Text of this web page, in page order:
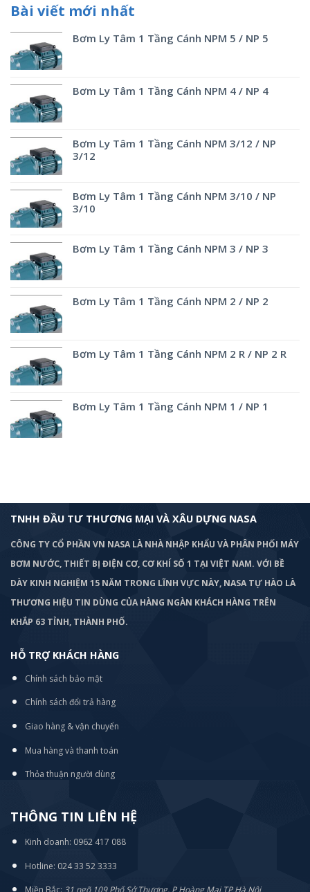
Bài viết mới nhất
Bơm Ly Tâm 1 Tầng Cánh NPM 5 / NP 5
Bơm Ly Tâm 1 Tầng Cánh NPM 4 / NP 4
Bơm Ly Tâm 1 Tầng Cánh NPM 3/12 / NP
3/12
Bơm Ly Tâm 1 Tầng Cánh NPM 3/10 / NP
3/10
Bơm Ly Tâm 1 Tầng Cánh NPM 3 / NP 3
Bơm Ly Tâm 1 Tầng Cánh NPM 2 / NP 2
Bơm Ly Tâm 1 Tầng Cánh NPM 2 R / NP 2 R
Bơm Ly Tâm 1 Tầng Cánh NPM 1 / NP 1
TNHH ĐẦU TƯ THƯƠNG MẠI VÀ XÂU DỰNG NASA
CÔNG TY CỔ PHẦN VN NASA LÀ NHÀ NHẬP KHẨU VÀ PHÂN PHỐI MÁY
BƠM NƯỚC, THIẾT BỊ ĐIỆN CƠ, CƠ KHÍ SỐ 1 TẠI VIỆT NAM. VỚI BỀ
DÀY KINH NGHIỆM 15 NĂM TRONG LĨNH VỰC NÀY, NASA TỰ HÀO LÀ
THƯƠNG HIỆU TIN DÙNG CỦA HÀNG NGÀN KHÁCH HÀNG TRÊN
KHẮP 63 TỈNH, THÀNH PHỐ.
HỖ TRỢ KHÁCH HÀNG
Chính sách bảo mật
Chính sách đổi trả hàng
Giao hàng & vận chuyển
Mua hàng và thanh toán
Thỏa thuận người dùng
THÔNG TIN LIÊN HỆ
Kinh doanh: 0962 417 088
Hotline: 024 33 52 3333